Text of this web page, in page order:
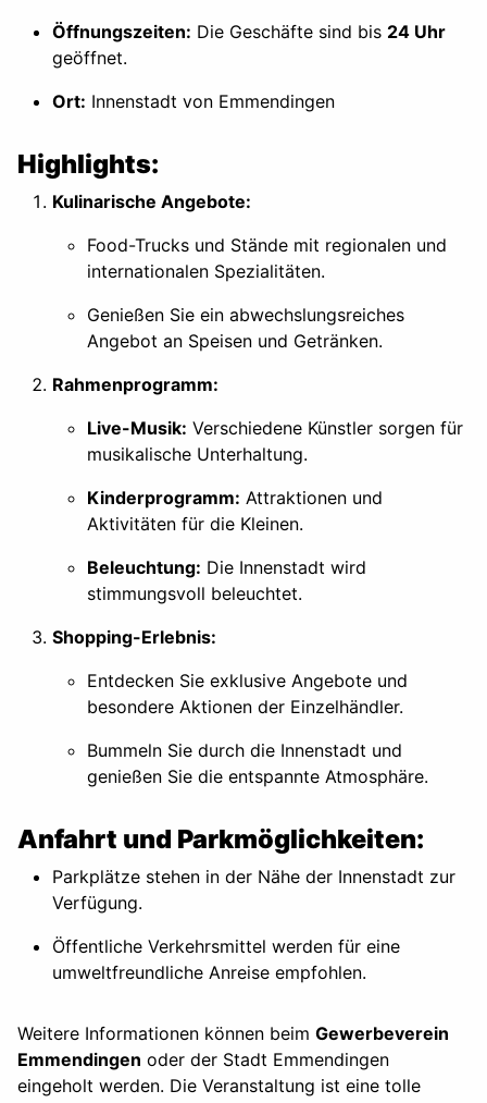
Öffnungszeiten: Die Geschäfte sind bis 24 Uhr
geöffnet.
Ort: Innenstadt von Emmendingen
Highlights:
Kulinarische Angebote:
Food-Trucks und Stände mit regionalen und
internationalen Spezialitäten.
Genießen Sie ein abwechslungsreiches
Angebot an Speisen und Getränken.
Rahmenprogramm:
Live-Musik: Verschiedene Künstler sorgen für
musikalische Unterhaltung.
Kinderprogramm: Attraktionen und
Aktivitäten für die Kleinen.
Beleuchtung: Die Innenstadt wird
stimmungsvoll beleuchtet.
Shopping-Erlebnis:
Entdecken Sie exklusive Angebote und
besondere Aktionen der Einzelhändler.
Bummeln Sie durch die Innenstadt und
genießen Sie die entspannte Atmosphäre.
Anfahrt und Parkmöglichkeiten:
Parkplätze stehen in der Nähe der Innenstadt zur
Verfügung.
Öffentliche Verkehrsmittel werden für eine
umweltfreundliche Anreise empfohlen.
Weitere Informationen können beim Gewerbeverein
Emmendingen oder der Stadt Emmendingen
eingeholt werden. Die Veranstaltung ist eine tolle